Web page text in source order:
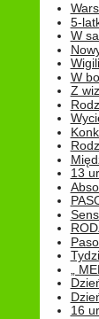
5-
W
W
Z
13
„
16